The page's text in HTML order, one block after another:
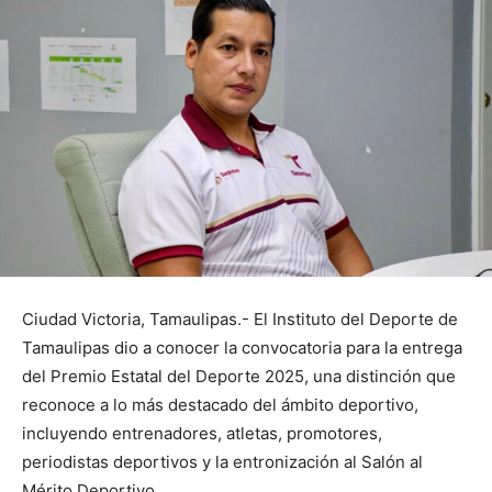
Ciudad Victoria, Tamaulipas.- El Instituto del Deporte de
Tamaulipas dio a conocer la convocatoria para la entrega
del Premio Estatal del Deporte 2025, una distinción que
reconoce a lo más destacado del ámbito deportivo,
incluyendo entrenadores, atletas, promotores,
periodistas deportivos y la entronización al Salón al